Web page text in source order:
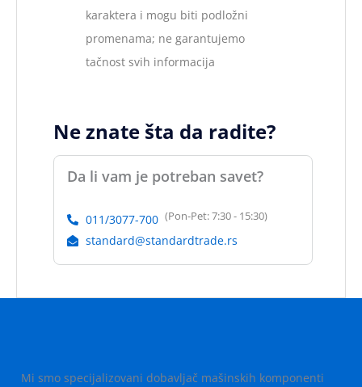
karaktera i mogu biti podložni
promenama; ne garantujemo
tačnost svih informacija
Ne znate šta da radite?
Da li vam je potreban savet?
011/3077-700 (Pon-Pet: 7:30 - 15:30)
standard@standardtrade.rs
Mi smo specijalizovani dobavljač mašinskih komponenti